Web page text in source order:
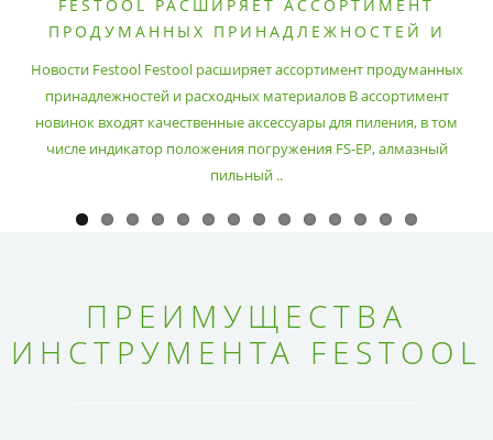
FESTOOL РАСШИРЯЕТ АССОРТИМЕНТ
ПРОДУМАННЫХ ПРИНАДЛЕЖНОСТЕЙ И
Новости Festool Festool расширяет ассортимент продуманных
принадлежностей и расходных материалов В ассортимент
новинок входят качественные аксессуары для пиления, в том
числе индикатор положения погружения FS-EP, алмазный
пильный ..
ПРЕИМУЩЕСТВА
ИНСТРУМЕНТА FESTOOL